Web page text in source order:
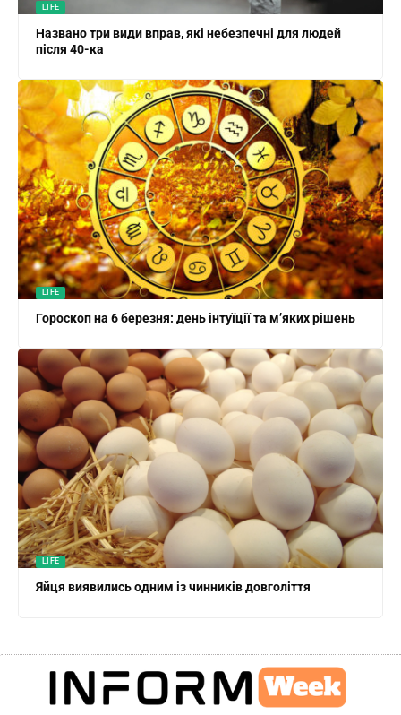
LIFE
Названо три види вправ, які небезпечні для людей
після 40-ка
LIFE
Гороскоп на 6 березня: день інтуїції та м’яких рішень
LIFE
Яйця виявились одним із чинників довголіття